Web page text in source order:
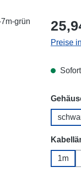
Preise
1m